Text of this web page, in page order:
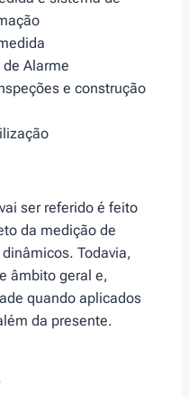
de Alarme
e construção
ser referido é feito
da medição de
Todavia,
âmbito geral e,
quando aplicados
da presente.